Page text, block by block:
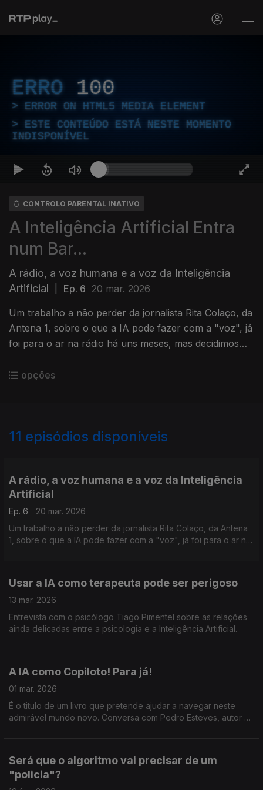
ERRO 100
ERROR ON HTML5 MEDIA ELEMENT
ESTE CONTEÚDO ESTÁ NESTE MOMENTO
INDISPONÍVEL
CONTROLO PARENTAL INATIVO
A Inteligência Artificial Entra
num Bar...
A rádio, a voz humana e a voz da Inteligência
Artificial
Ep. 6 20 mar. 2026
Um trabalho a não perder da jornalista Rita Colaço, da
Antena 1, sobre o que a IA pode fazer com a "voz", já
foi para o ar na rádio há uns meses, mas decidimos
podcast.
opções
11 episódios disponíveis
A rádio, a voz humana e a voz da Inteligência
Artificial
Ep. 6
20 mar. 2026
Um trabalho a não perder da jornalista Rita Colaço, da Antena
1, sobre o que a IA pode fazer com a "voz", já foi para o ar na
Usar a IA como terapeuta pode ser perigoso
13 mar. 2026
Entrevista com o psicólogo Tiago Pimentel sobre as relações
ainda delicadas entre a psicologia e a Inteligência Artificial.
A IA como Copiloto! Para já!
01 mar. 2026
É o titulo de um livro que pretende ajudar a navegar neste
admirável mundo novo. Conversa com Pedro Esteves, autor e
Será que o algoritmo vai precisar de um
"policia"?